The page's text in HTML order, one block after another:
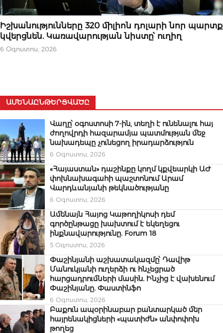
ՆՈՐՈՒԹՅՈՒՆՆԵՐ
Իշխանությունները 320 միլիոն դոլարի նոր պարտք
կվերցնեն. Կառավարության նիստը՝ ուղիղ
6 Օգոստոս, 2026
ԱՄԵՆԱԸՆԹԵՐՑՎԱԾԸ
Վաղը՝ օգոստոսի 7-ին, տեղի է ունենալու հայ
ժողովրդի հազարամյա պատմության մեջ
նախադեպը չունեցող իրադարձություն
6 Օգոստոս, 2026
«Հայաստան» դաշինքը կողմ կքվեարկի ԱԺ
փոխնախագահի պաշտոնում Արամ
Վարդևանյանի թեկնածությանը
6 Օգոստոս, 2026
Ամենայն Հայոց Կաթողիկոսի դեմ
գործընթացը խախտում է եկեղեցու
ինքնավարությունը. Forum 18
5 Օգոստոս, 2026
Փաշինյանի աշխատակազմը՝ Դավիթ
Մանուկյանի ուղերձի ու հնչեցրած
հարցադրումների մասին. Ինչից է վախենում
Փաշինյանը. Փաստինֆո
6 Օգոստոս, 2026
Բաքուն ապօրինաբար բանտարկած մեր
հայրենակիցների «պատիժն» անփոփոխ
թողեց